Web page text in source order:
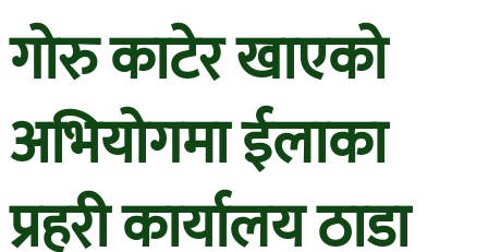
गोरु काटेर खाएको
अभियोगमा ईलाका
प्रहरी कार्यालय ठाडा